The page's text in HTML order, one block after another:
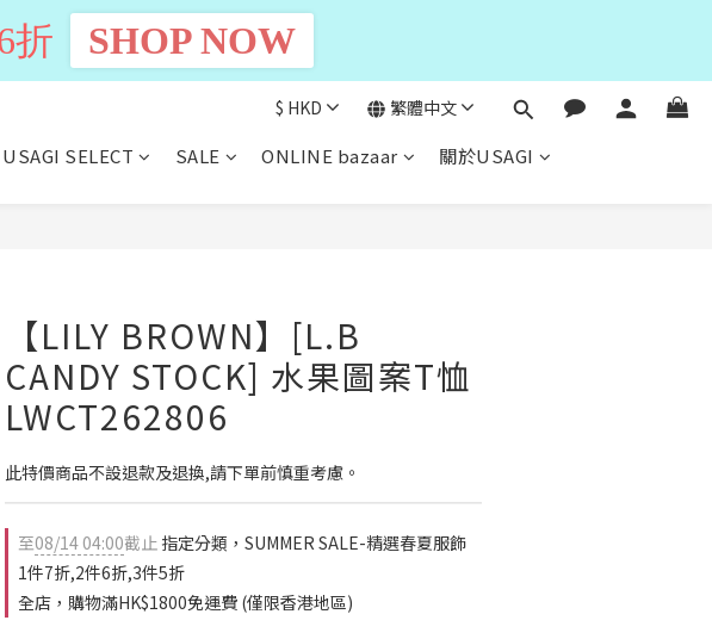
USAGI SELECT SALE ONLINE bazaar 關於USAGI
$ HKD 繁體中文
【LILY BROWN】[L.B
CANDY STOCK] 水果圖案T恤
LWCT262806
此特價商品不設退款及退換,請下單前慎重考慮。
至08/14 04:00截止 指定分類，SUMMER SALE-精選春夏服飾
1件7折,2件6折,3件5折
全店，購物滿HK$1800免運費 (僅限香港地區)
立即購買
折 SHOP NOW